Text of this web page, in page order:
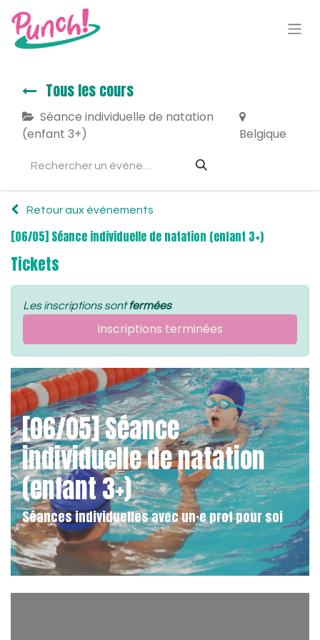
Tous les cours
Séance individuelle de natation
(enfant 3+)
Belgique
Retour aux événements
[06/05] Séance individuelle de natation (enfant 3+)
Tickets
Les inscriptions sontfermées
Inscriptions terminées
[06/05] Séance
individuelle de natation
(enfant 3+)
Séances individuelles avec un·e prof pour soi